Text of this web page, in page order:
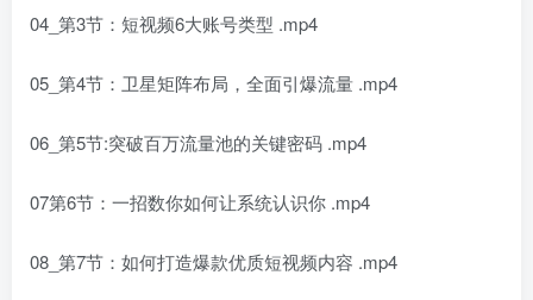
04_第3节：短视频6大账号类型 .mp4
05_第4节：卫星矩阵布局，全面引爆流量 .mp4
06_第5节:突破百万流量池的关键密码 .mp4
07第6节：一招数你如何让系统认识你 .mp4
08_第7节：如何打造爆款优质短视频内容 .mp4